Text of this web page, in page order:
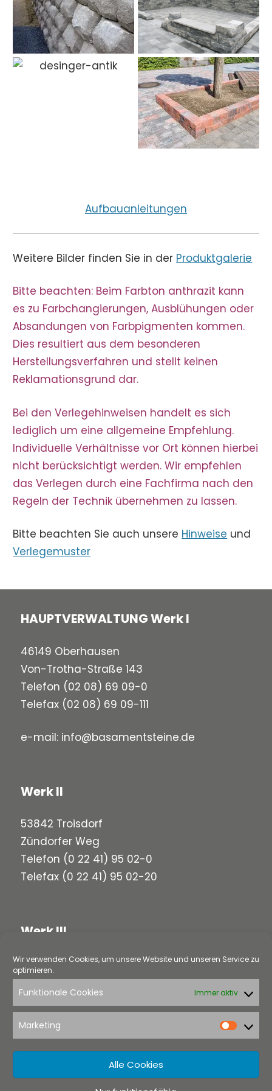
Wir verwenden Cookies, um unsere Website und unseren Service zu
optimieren.
Funktionale Cookies Immer aktiv
Marketing
Alle Cookies
Aufbauanleitungen
Weitere Bilder finden Sie in der Produktgalerie
Bitte beachten: Beim Farbton anthrazit kann
es zu Farbchangierungen, Ausblühungen oder
Absandungen von Farbpigmenten kommen.
Dies resultiert aus dem besonderen
Herstellungsverfahren und stellt keinen
Reklamationsgrund dar.
Bei den Verlegehinweisen handelt es sich
lediglich um eine allgemeine Empfehlung.
Individuelle Verhältnisse vor Ort können hierbei
nicht berücksichtigt werden. Wir empfehlen
das Verlegen durch eine Fachfirma nach den
Regeln der Technik übernehmen zu lassen.
Bitte beachten Sie auch unsere Hinweise und
Verlegemuster
HAUPTVERWALTUNG Werk I
46149 Oberhausen
Von-Trotha-Straße 143
Telefon (02 08) 69 09-0
Telefax (02 08) 69 09-111
e-mail: info@basamentsteine.de
Werk II
53842 Troisdorf
Zündorfer Weg
Telefon (0 22 41) 95 02-0
Telefax (0 22 41) 95 02-20
Werk III
58313 Herdecke
Loerfeldstraße 5
Telefon(0 23 30) 97 91-0
Telefax (0 23 30) 97 91-22